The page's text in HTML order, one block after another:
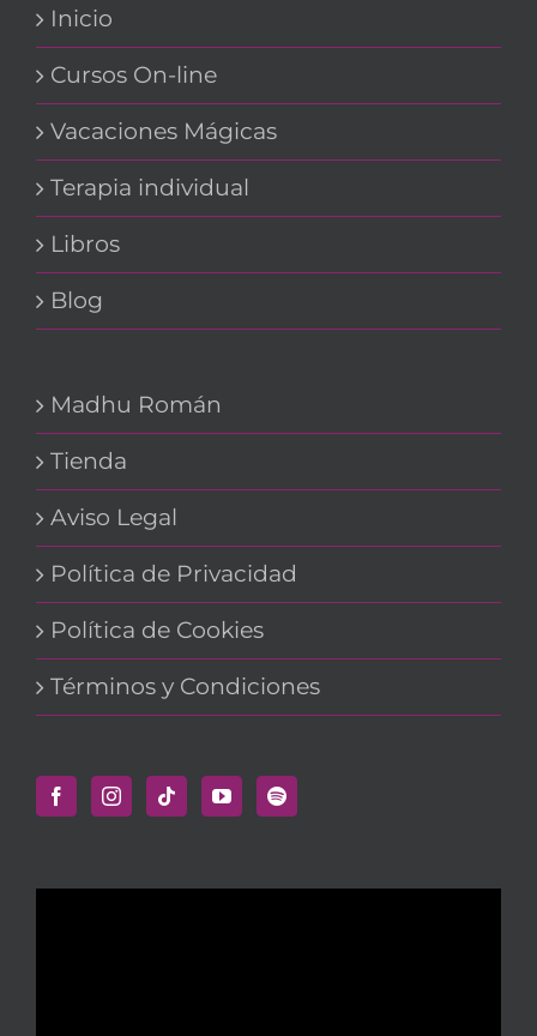
Inicio
Cursos On-line
Vacaciones Mágicas
Terapia individual
Libros
Blog
Madhu Román
Tienda
Aviso Legal
Política de Privacidad
Política de Cookies
Términos y Condiciones